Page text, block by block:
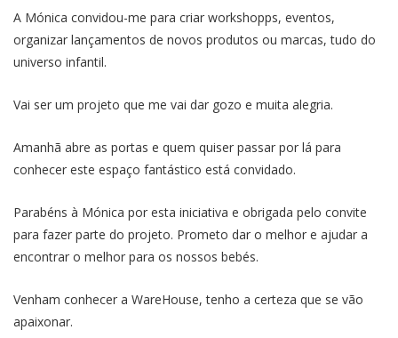
A Mónica convidou-me para criar workshopps, eventos,
organizar lançamentos de novos produtos ou marcas, tudo do
universo infantil.
Vai ser um projeto que me vai dar gozo e muita alegria.
Amanhã abre as portas e quem quiser passar por lá para
conhecer este espaço fantástico está convidado.
Parabéns à Mónica por esta iniciativa e obrigada pelo convite
para fazer parte do projeto. Prometo dar o melhor e ajudar a
encontrar o melhor para os nossos bebés.
Venham conhecer a WareHouse, tenho a certeza que se vão
apaixonar.